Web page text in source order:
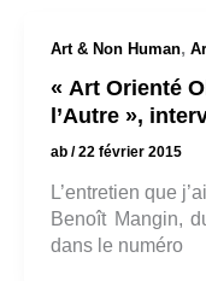
Art & Non Human,
« Art Orienté
l’Autre »,
ab /22 février 2015
L’entretien que
Benoît Mangin,
dans le numéro